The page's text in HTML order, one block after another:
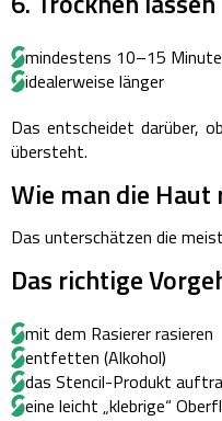
mindestens 10–15
idealerweise länger
Das entscheidet darüber,
übersteht.
Wie man die
Das unterschätzen die
Das richtige
mit dem Rasierer rasieren
entfetten (Alkohol)
das Stencil-Produkt
eine leicht „klebrige“